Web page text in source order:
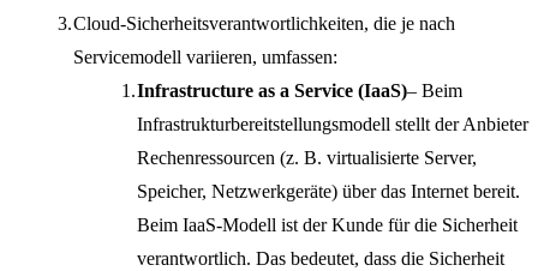
Cloud-Sicherheitsverantwortlichkeiten, die je nach
Servicemodell variieren, umfassen:
Infrastructure as a Service (IaaS)– Beim
Infrastrukturbereitstellungsmodell stellt der Anbieter
Rechenressourcen (z. B. virtualisierte Server,
Speicher, Netzwerkgeräte) über das Internet bereit.
Beim IaaS-Modell ist der Kunde für die Sicherheit
verantwortlich. Das bedeutet, dass die Sicherheit